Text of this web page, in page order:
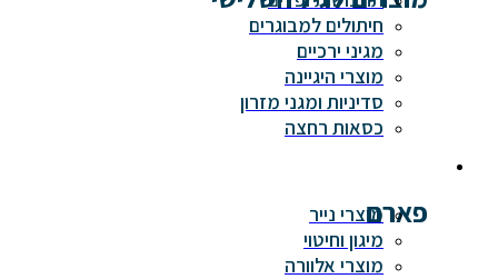
חיתולים למבוגרים
מגיני ירכיים
מוצרי היגיינה
סדיניות ומגני מזרון
כסאות רחצה
פארםמוצרי נייר
מיגון וחיטוי
מוצרי אלוורה